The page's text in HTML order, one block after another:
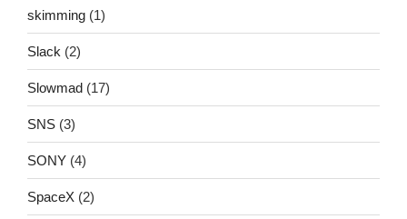
skimming (1)
Slack (2)
Slowmad (17)
SNS (3)
SONY (4)
SpaceX (2)